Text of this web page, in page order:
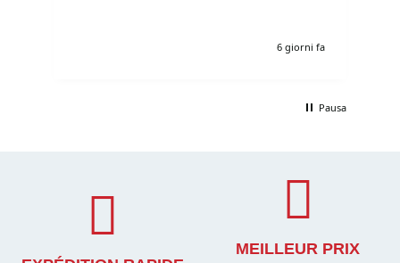
6 giorni fa
Pausa
MEILLEUR PRIX